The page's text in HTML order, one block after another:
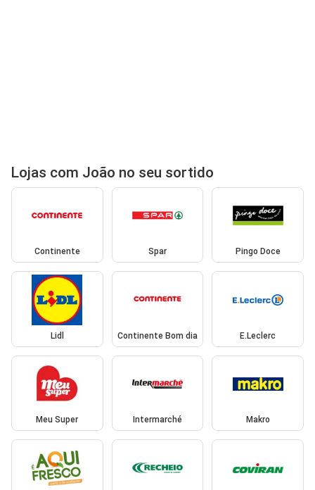
Lojas com João no seu sortido
Continente Spar Pingo Doce
Lidl Continente Bom dia E.Leclerc
Meu Super Intermarché Makro